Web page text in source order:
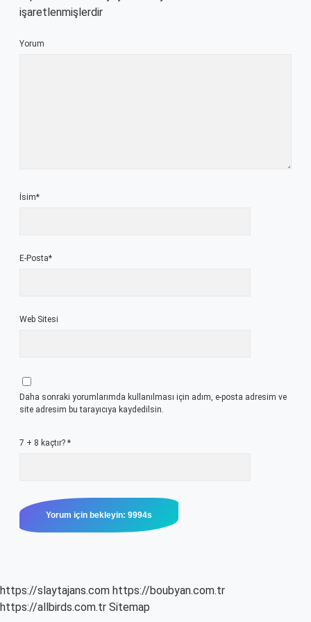
işaretlenmişlerdir
Yorum
İsim*
E-Posta*
Web Sitesi
Daha sonraki yorumlarımda kullanılması için adım, e-posta adresim ve
site adresim bu tarayıcıya kaydedilsin.
7 + 8 kaçtır? *
https://slaytajans.com https://boubyan.com.tr
https://allbirds.com.tr Sitemap